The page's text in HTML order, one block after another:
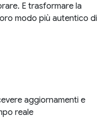
E trasformare la
modo più autentico di
aggiornamenti e
reale